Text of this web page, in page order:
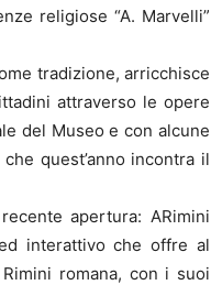
religiose “A. Marvelli”
tradizione, arricchisce
attraverso le opere
del Museo e con alcune
quest’anno incontra il
apertura: ARimini
interattivo che offre al
romana, con i suoi